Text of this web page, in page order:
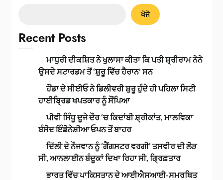
ਖੋਜੋ
Recent Posts
ਮਾਧੁਰੀ ਦੀਕਸ਼ਿਤ ਨੇ ਖੁਲਾਸਾ ਕੀਤਾ ਕਿ ਪਤੀ ਸ਼੍ਰੀਰਾਮ ਨੇਨੇ
ਉਸਦੇ ਸਟਾਰਡਮ ਤੋਂ ‘ਸ਼ੁਰੂ ਵਿੱਚ ਹੈਰਾਨ’ ਸਨ
ਹੌਂਡਾ ਦੇ ਸੀਈਓ ਨੇ ਡਿਲੀਵਰੀ ਸ਼ੁਰੂ ਹੁੰਦੇ ਹੀ ਪਹਿਲਾ ਸਿਟੀ
ਹਾਈਬ੍ਰਿਡ ਖਪਤਕਾਰ ਨੂੰ ਸੌਂਪਿਆ
ਪੀਵੀ ਸਿੰਧੂ ਦੂਜੇ ਦੌਰ ‘ਚ ਕਿਦਾਂਬੀ ਸ਼੍ਰੀਕਾਂਤ, ਮਾਲਵਿਕਾ
ਬੰਸੋਦ ਇੰਡੋਨੇਸ਼ੀਆ ਓਪਨ ਤੋਂ ਬਾਹਰ
ਦਿੱਲੀ ਦੇ ਨੌਜਵਾਨ ਨੂੰ ‘ਗੈਂਗਸਟਰ ਵਰਗੀ’ ਤਸਵੀਰ ਦੀ ਲੋੜ
ਸੀ, ਆਨਲਾਈਨ ਬੰਦੂਕਾਂ ਦਿਖਾ ਰਿਹਾ ਸੀ, ਗ੍ਰਿਫ਼ਤਾਰ
ਭਾਰਤ ਵਿੱਚ ਪਾਕਿਸਤਾਨ ਦੇ ਆਈਐਸਆਈ-ਸਮਰਥਿਤ